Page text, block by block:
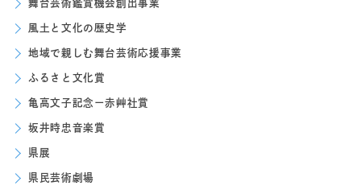
舞台芸術鑑賞機会創出事業
風土と文化の歴史学
地域で親しむ舞台芸術応援事業
ふるさと文化賞
亀高文子記念ー赤艸社賞
坂井時忠音楽賞
県展
県民芸術劇場